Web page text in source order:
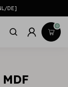
DE]
0